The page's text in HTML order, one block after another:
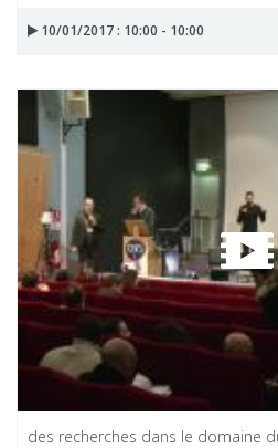
10/01/2017 : 10:00 - 10:00
des recherches dans le domaine